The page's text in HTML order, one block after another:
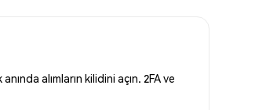
alımların kilidini açın. 2FA ve